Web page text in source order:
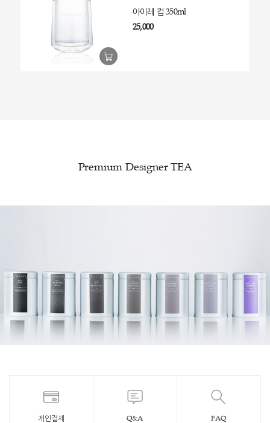
아이레 컵 350ml
25,000
Premium Designer TEA
개인결제 Q&A FAQ